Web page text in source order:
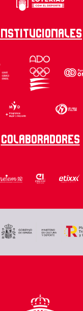
Institucionales
Colaboradores